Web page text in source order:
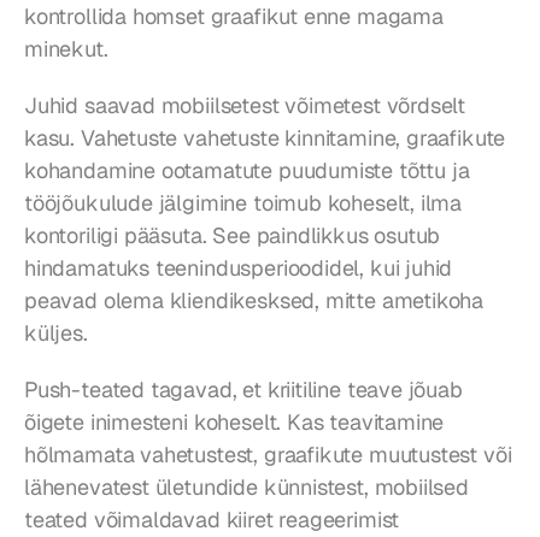
kontrollida homset graafikut enne magama
minekut.
Juhid saavad mobiilsetest võimetest võrdselt
kasu. Vahetuste vahetuste kinnitamine, graafikute
kohandamine ootamatute puudumiste tõttu ja
tööjõukulude jälgimine toimub koheselt, ilma
kontoriligi pääsuta. See paindlikkus osutub
hindamatuks teenindusperioodidel, kui juhid
peavad olema kliendikesksed, mitte ametikoha
küljes.
Push-teated tagavad, et kriitiline teave jõuab
õigete inimesteni koheselt. Kas teavitamine
hõlmamata vahetustest, graafikute muutustest või
lähenevatest ületundide künnistest, mobiilsed
teated võimaldavad kiiret reageerimist